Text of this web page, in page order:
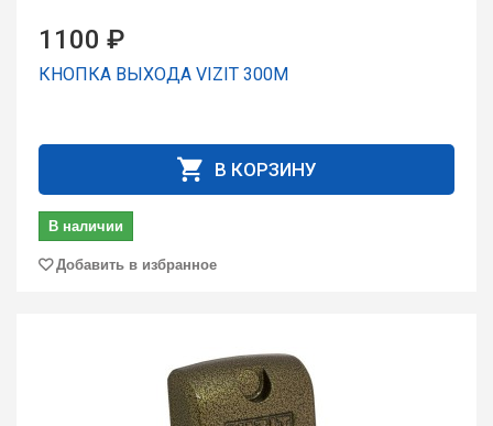
1100 ₽
КНОПКА ВЫХОДА VIZIT 300M
В КОРЗИНУ
В наличии
Добавить в избранное